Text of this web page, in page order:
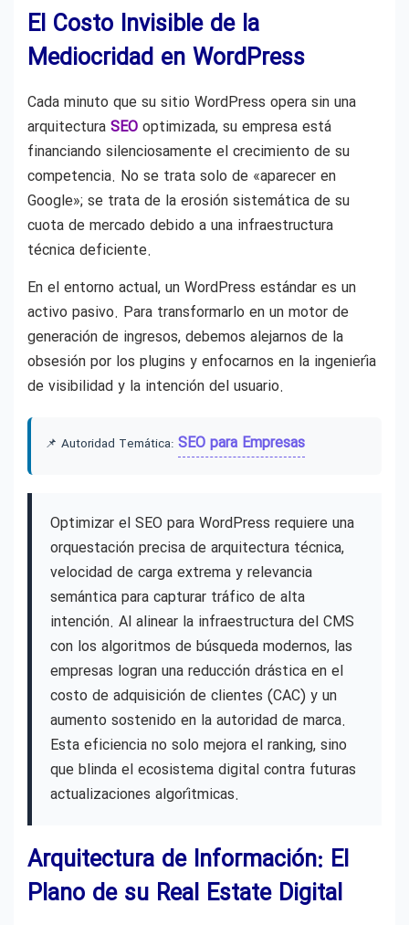
El Costo Invisible de la
Mediocridad en WordPress
Cada minuto que su sitio WordPress opera sin una
arquitectura SEO optimizada, su empresa está
financiando silenciosamente el crecimiento de su
competencia. No se trata solo de «aparecer en
Google»; se trata de la erosión sistemática de su
cuota de mercado debido a una infraestructura
técnica deficiente.
En el entorno actual, un WordPress estándar es un
activo pasivo. Para transformarlo en un motor de
generación de ingresos, debemos alejarnos de la
obsesión por los plugins y enfocarnos en la ingeniería
de visibilidad y la intención del usuario.
📌 Autoridad Temática: SEO para Empresas
Optimizar el SEO para WordPress requiere una
orquestación precisa de arquitectura técnica,
velocidad de carga extrema y relevancia
semántica para capturar tráfico de alta
intención. Al alinear la infraestructura del CMS
con los algoritmos de búsqueda modernos, las
empresas logran una reducción drástica en el
costo de adquisición de clientes (CAC) y un
aumento sostenido en la autoridad de marca.
Esta eficiencia no solo mejora el ranking, sino
que blinda el ecosistema digital contra futuras
actualizaciones algorítmicas.
Arquitectura de Información: El
Plano de su Real Estate Digital